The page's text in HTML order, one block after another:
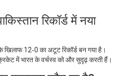
रिकॉर्ड में नया
खिलाफ 12‑0 का अटूट रिकॉर्ड बन गया है।
में भारत के वर्चस्व को और सुदृढ़ करती हैं।